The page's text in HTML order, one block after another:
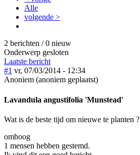
Alle
volgende >
2 berichten / 0 nieuw
Onderwerp gesloten
Laatste bericht
#1 vr, 07/03/2014 - 12:34
Anoniem (anoniem geplaatst)
Lavandula angustifolia 'Munstead'
Wat is de beste tijd om nieuwe te planten ?
omhoog
1 mensen hebben gestemd.